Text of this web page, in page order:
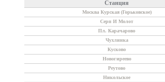
Станция
Москва Курская (Горьковское)
Серп И Молот
Пл. Карачарово
Чухлинка
Кусково
Новогиреево
Реутово
Никольское